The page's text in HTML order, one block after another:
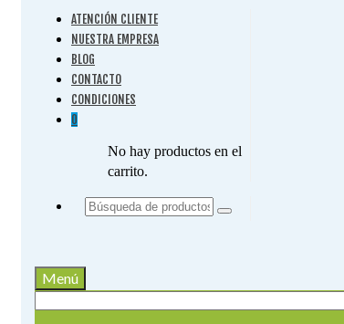
ATENCIÓN CLIENTE
NUESTRA EMPRESA
BLOG
CONTACTO
CONDICIONES
0
No hay productos en el
carrito.
Buscar
Menú